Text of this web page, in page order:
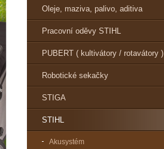
Oleje, maziva, palivo, aditiva
Pracovní oděvy STIHL
PUBERT ( kultivátory / rotavátory )
Robotické sekačky
STIGA
STIHL
Akusystém